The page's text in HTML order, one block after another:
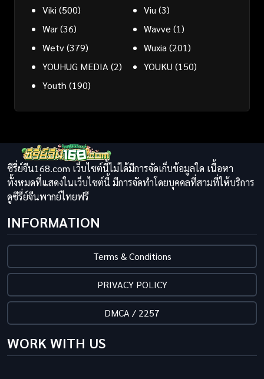
Viki (500) Viu(3)
War(36) Wavve (1)
Wetv(379) Wuxia(201)
YOUHUG MEDIA(2) YOUKU (150)
Youth (190)
ซีรี่ย์จีน168.com เว็บไซต์นี้ไม่ได้มีการจัดเก็บข้อมูลใด เนื้อหา
ทั้งหมดที่แสดงในเว็บไซต์นี้ มีการจัดทำโดยบุคคลที่สามที่ให้บริการ
ดูซีรี่ย์จีนพากย์ไทยฟรี
INFORMATION
Terms & Conditions
PRIVACY POLICY
DMCA / 2257
WORK WITH US